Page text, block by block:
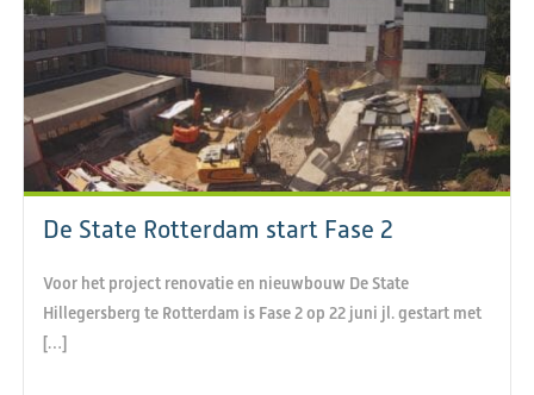
De State Rotterdam start Fase 2
Voor het project renovatie en nieuwbouw De State
Hillegersberg te Rotterdam is Fase 2 op 22 juni jl. gestart met
[…]